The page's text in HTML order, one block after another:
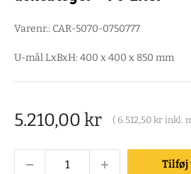
Varenr.: CAR-5070-0750777
U-mål LxBxH: 400 x 400 x 850 mm
Salgspris
5.210,00 kr ( 6.512,50 kr inkl.
Tilføj